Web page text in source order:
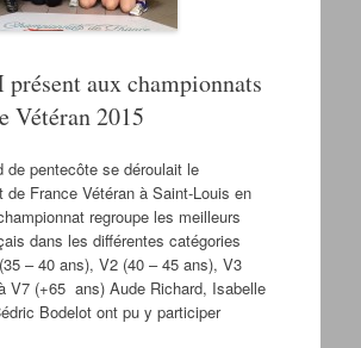
aux championnats
Vétéran 2015
de pentecôte se déroulait le
de France Vétéran à Saint-Louis en
regroupe les meilleurs
dans les différentes catégories
– 40 ans), V2 (40 – 45 ans), V3
V7 (+65 ans) Aude Richard, Isabelle
Bodelot ont pu y participer